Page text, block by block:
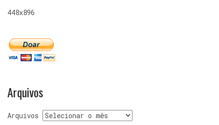
448x896
Arquivos
Arquivos